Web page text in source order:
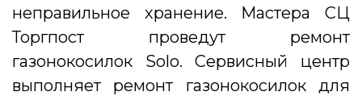
неправильное хранение. Мастера СЦ
Торгпост проведут ремонт
газонокосилок Solo.Сервисный центр
выполняет ремонт газонокосилок для